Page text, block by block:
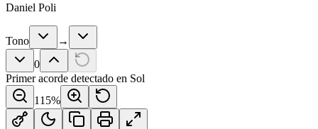
Daniel Poli
Tono
→
0
Primer acorde detectado en Sol
115%